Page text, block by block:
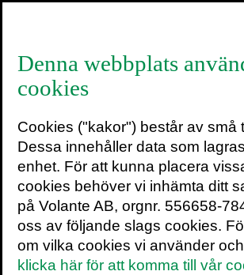
Nassim Nicholas Taleb föddes
i Amioûn. Han är doktor i
författare till bland annatDen
svanen,Lurad av slumpenoch
Antifragilitet. Volante ger våren
hans bästsäljare Skin in the
av delad risk.
Denna webbplats
cookies
Cookies ("kakor") består av små
Dessa innehåller data som
enhet. För att kunna placera
cookies behöver vi inhämta ditt
på Volante AB, orgnr. 556658-
oss av följande slags cookies.
om vilka cookies vi använder
klicka här för att komma till vår